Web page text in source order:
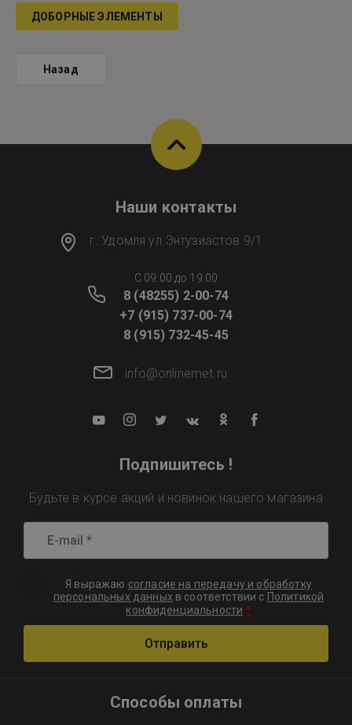
ДОБОРНЫЕ ЭЛЕМЕНТЫ
Назад
Наши контакты
г. Удомля ул.Энтузиастов 9/1
C 09:00 до 19:00
8 (48255) 2-00-74
+7 (915) 737-00-74
8 (915) 732-45-45
info@onlinemet.ru
Подпишитесь !
Будьте в курсе акций и новинок нашего магазина
Я выражаю согласие на передачу и обработку
персональных данных в соответствии с Политикой
конфиденциальности *
Отправить
Способы оплаты